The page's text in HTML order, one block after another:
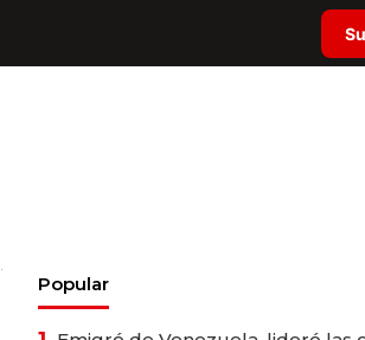
Popular